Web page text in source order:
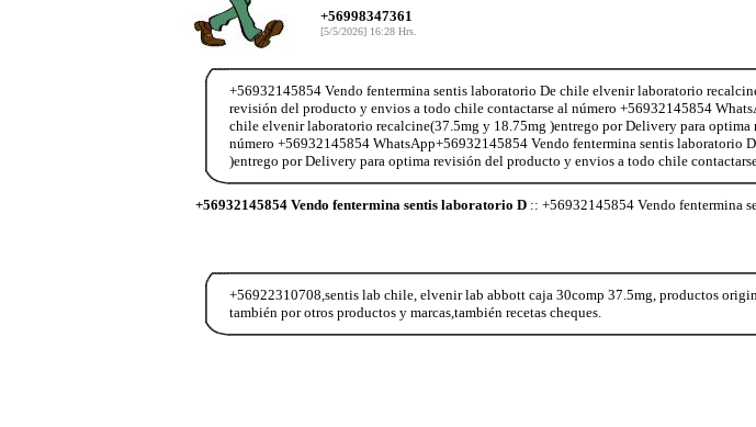
+56998347361
[5/5/2026] 16:28 Hrs.
+56932145854 Vendo fentermina sentis laboratorio De chile elvenir laboratorio
revisión del producto y envios a todo chile contactarse al número +56932145854
chile elvenir laboratorio recalcine(37.5mg y 18.75mg )entrego por Delivery para
número +56932145854 WhatsApp+56932145854 Vendo fentermina sentis laboratorio
)entrego por Delivery para optima revisión del producto y envios a todo chile
+56932145854 Vendo fentermina sentis laboratorio D:: +56932145854 Vendo fentermina
+56922310708,sentis lab chile, elvenir lab abbott caja 30comp 37.5mg, productos
también por otros productos y marcas,también recetas cheques.